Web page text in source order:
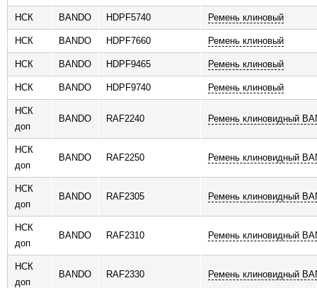
НСК BANDO HDPF5740 Ремень клиновый
НСК BANDO HDPF7660 Ремень клиновый
НСК BANDO HDPF9465 Ремень клиновый
НСК BANDO HDPF9740 Ремень клиновый
НСК
доп
BANDO RAF2240 Ремень клиновидный
НСК
доп
BANDO RAF2250 Ремень клиновидный
НСК
доп
BANDO RAF2305 Ремень клиновидный
НСК
доп
BANDO RAF2310 Ремень клиновидный
НСК
доп
BANDO RAF2330 Ремень клиновидный